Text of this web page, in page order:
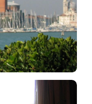
con i Soci
centinaia di
concerti,